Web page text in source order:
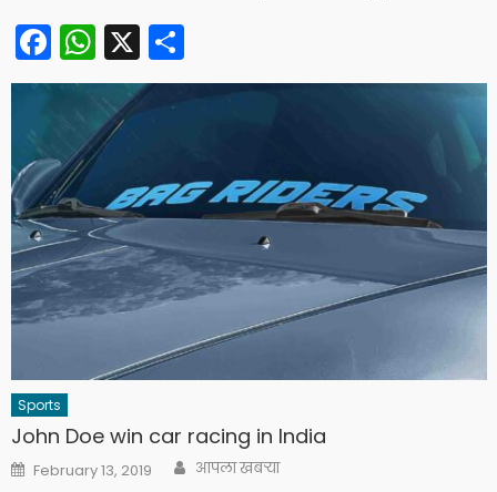
Facebook
WhatsApp
X
Sports
John Doe win car racing in India
Posted
on
February 13, 2019 Author
आपला खबऱ्या